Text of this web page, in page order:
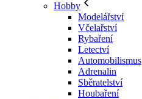
Hobby
Modelářství
Včelařství
Rybaření
Letectví
Automobilismus
Adrenalin
Sběratelství
Houbaření